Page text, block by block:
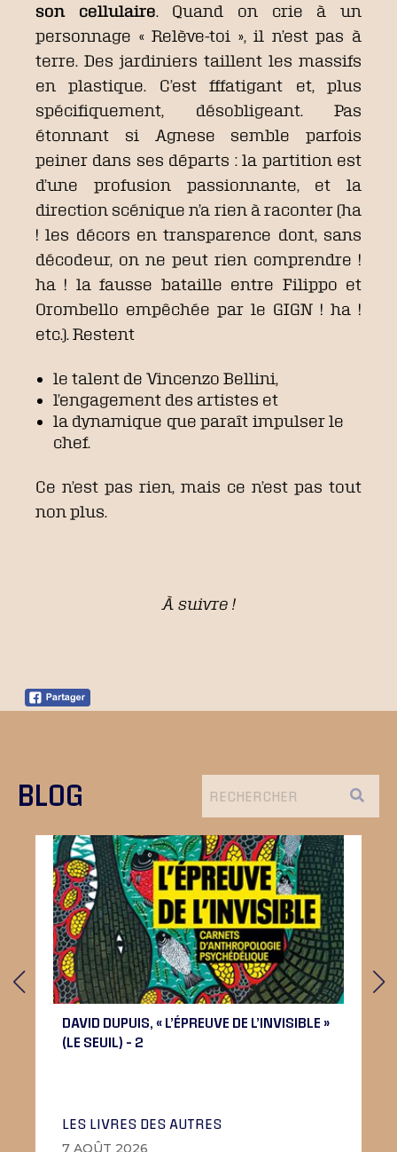
son cellulaire . Quand on crie à un
personnage « Relève-toi », il n’est pas à
terre. Des jardiniers taillent les massifs
en plastique. C’est fffatigant et, plus
spécifiquement, désobligeant. Pas
étonnant si Agnese semble parfois
peiner dans ses départs : la partition est
d’une profusion passionnante, et la
direction scénique n’a rien à raconter (ha
! les décors en transparence dont, sans
décodeur, on ne peut rien comprendre !
ha ! la fausse bataille entre Filippo et
Orombello empêchée par le GIGN ! ha !
etc.). Restent
le talent de Vincenzo Bellini,
l’engagement des artistes et
la dynamique que paraît impulser le
chef.
Ce n’est pas rien, mais ce n’est pas tout
non plus.
À suivre !
BLOG
DAVID DUPUIS, « L’ÉPREUVE DE L’INVISIBLE »
(LE SEUIL) – 2
LES LIVRES DES AUTRES
7 AOÛT 2026